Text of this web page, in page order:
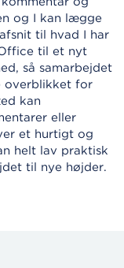
og I kan lægge
til hvad I har
til et nyt
så samarbejdet
overblikket for
kan
eller
et hurtigt og
helt lav praktisk
til nye højder.